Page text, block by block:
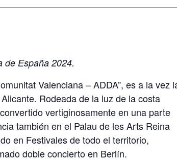
de España 2024.
Valenciana – ADDA”, es a la vez
Rodeada de la luz de la costa
vertiginosamente en una parte
también en el Palau de les Arts Reina
en Festivales de todo el territorio,
doble concierto en Berlín.